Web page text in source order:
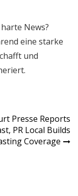
News?
eine starke
und
Presse Reports
PR Local Builds
Coverage